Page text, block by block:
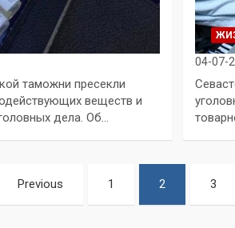
таможни пресекли
веществ и
дела. Об…
04-07-
Previous 1 2 3